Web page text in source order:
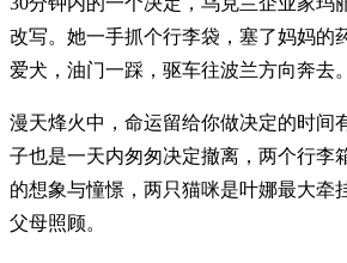
改写。她一手抓个行李袋，塞了妈妈的
爱犬，油门一踩，驱车往波兰方向奔去。
漫天烽火中，命运留给你做决定的时间
子也是一天内匆匆决定撤离，两个行李
的想象与憧憬，两只猫咪是叶娜最大牵
父母照顾。